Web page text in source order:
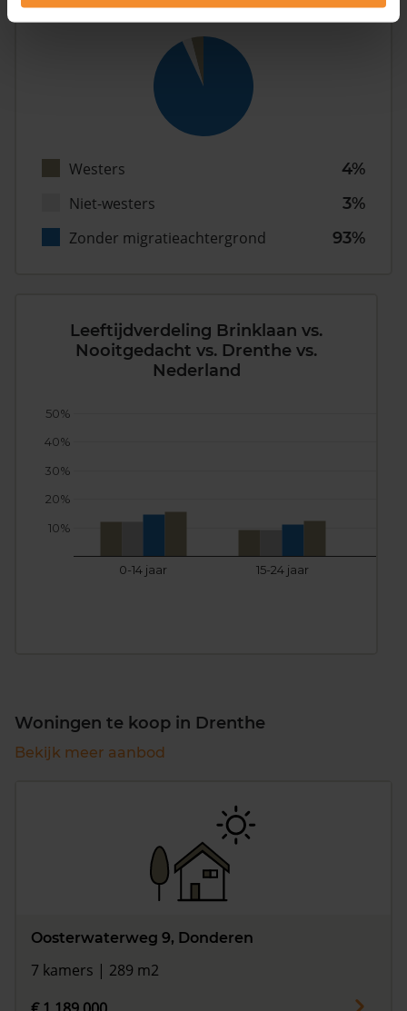
Herkomst
Westers
4%
Niet-westers
3%
Zonder migratieachtergrond
93%
Leeftijdverdeling Brinklaan vs.
Nooitgedacht vs. Drenthe vs.
Nederland
0-14 jaar 15-24 jaar
10%
20%
30%
40%
50%
Woningen te koop in Drenthe
Bekijk meer aanbod
Oosterwaterweg 9, Donderen
7 kamers | 289 m2